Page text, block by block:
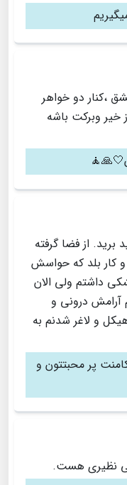
،کنار دو خواهر
خیر وبرکت باشه
برید. از فضا گرفته
کار بلد که حواسش
داشتم ولی الان
درونی و
و لاغر شدنم به
پر محبتتون و
بی نظیری هست.